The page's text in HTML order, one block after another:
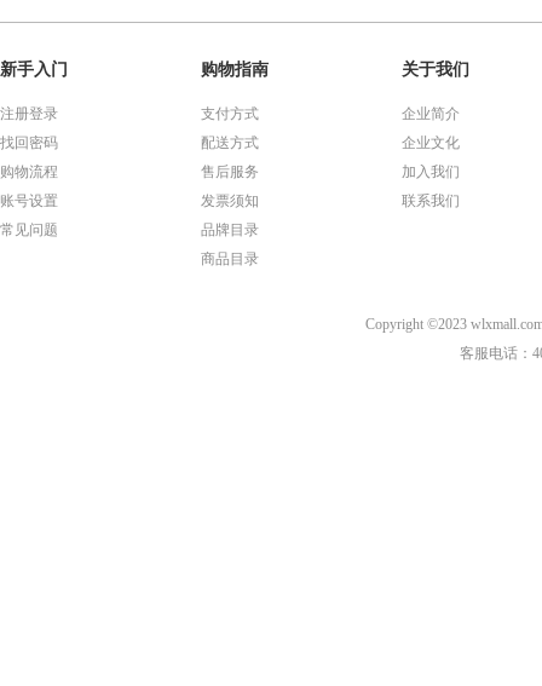
新手入门
注册登录
找回密码
购物流程
账号设置
常见问题
购物指南
支付方式
配送方式
售后服务
发票须知
品牌目录
商品目录
关于我们
企业简介
企业文化
加入我们
联系我们
Copyright ©2023
客服电话：